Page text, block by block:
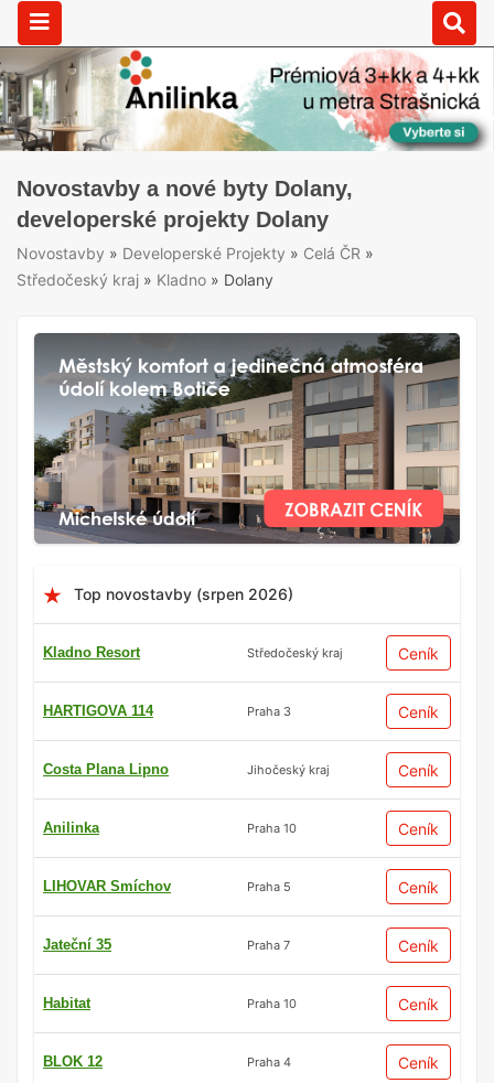
Novostavby a nové byty Dolany,
developerské projekty Dolany
Novostavby » Developerské Projekty » Celá ČR »
Středočeský kraj » Kladno » Dolany
Top novostavby (srpen 2026)
Kladno Resort Středočeský kraj Ceník
HARTIGOVA 114 Praha 3 Ceník
Costa Plana Lipno Jihočeský kraj Ceník
Anilinka Praha 10 Ceník
LIHOVAR Smíchov Praha 5 Ceník
Jateční 35 Praha 7 Ceník
Habitat Praha 10 Ceník
BLOK 12 Praha 4 Ceník